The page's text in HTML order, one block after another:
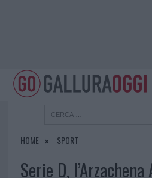
HOME SPORT
Serie D, l’Arzachena